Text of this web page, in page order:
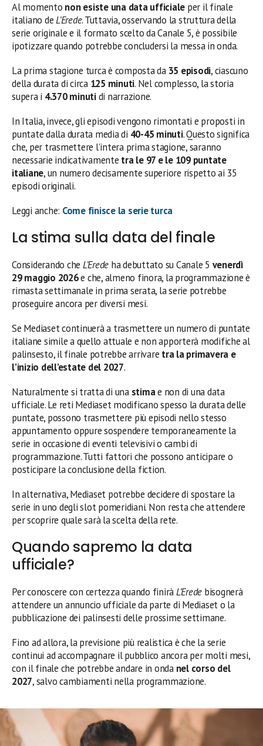
Al momento non esiste una data ufficiale per il finale
italiano deL’Erede. Tuttavia, osservando la struttura della
serie originale e il formato scelto da Canale 5, è possibile
ipotizzare quando potrebbe concludersi la messa in onda.
La prima stagione turca è composta da 35 episodi, ciascuno
della durata di circa 125 minuti. Nel complesso, la storia
supera i 4.370 minutidi narrazione.
In Italia, invece, gli episodi vengono rimontati e proposti in
puntate dalla durata media di 40-45 minuti. Questo significa
che, per trasmettere l’intera prima stagione, saranno
necessarie indicativamente tra le 97 e le 109 puntate
italiane, un numero decisamente superiore rispetto ai 35
episodi originali.
Leggi anche: Come finisce la serie turca
La stima sulla data del finale
Considerando che L’Erede ha debuttato su Canale 5 venerdì
29 maggio 2026e che, almeno finora, la programmazione è
rimasta settimanale in prima serata, la serie potrebbe
proseguire ancora per diversi mesi.
Se Mediaset continuerà a trasmettere un numero di puntate
italiane simile a quello attuale e non apporterà modifiche al
palinsesto, il finale potrebbe arrivare tra la primavera e
l’inizio dell’estate del 2027.
Naturalmente si tratta di una stimae non di una data
ufficiale. Le reti Mediaset modificano spesso la durata delle
puntate, possono trasmettere più episodi nello stesso
appuntamento oppure sospendere temporaneamente la
serie in occasione di eventi televisivi o cambi di
programmazione. Tutti fattori che possono anticipare o
posticipare la conclusione della fiction.
In alternativa, Mediaset potrebbe decidere di spostare la
serie in uno degli slot pomeridiani. Non resta che attendere
per scoprire quale sarà la scelta della rete.
Quando sapremo la data
ufficiale?
Per conoscere con certezza quando finiràL’Erede bisognerà
attendere un annuncio ufficiale da parte di Mediaset o la
pubblicazione dei palinsesti delle prossime settimane.
Fino ad allora, la previsione più realistica è che la serie
continui ad accompagnare il pubblico ancora per molti mesi,
con il finale che potrebbe andare in onda nel corso del
2027, salvo cambiamenti nella programmazione.